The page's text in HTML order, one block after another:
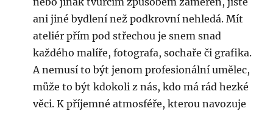
ani jiné bydlení než podkrovní nehledá. Mít
ateliér přím pod střechou je snem snad
každého malíře, fotografa, sochaře či grafika.
A nemusí to být jenom profesionální umělec,
může to být kdokoli z nás, kdo má rád hezké
věci. K příjemné atmosféře, kterou navozuje